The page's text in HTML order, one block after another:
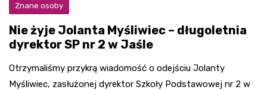
Znane osoby
Nie żyje Jolanta Myśliwiec – długoletnia
dyrektor SP nr 2 w Jaśle
Otrzymaliśmy przykrą wiadomość o odejściu Jolanty
Myśliwiec, zasłużonej dyrektor Szkoły Podstawowej nr 2 w